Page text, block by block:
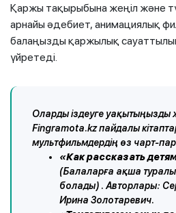
Қаржы тақырыбына жеңіл және
арнайы әдебиет, анимациялық
балаңызды қаржылық
үйретеді.
Оларды іздеуге
Fingramota.kz пайдалы
мультфильмдердің өз чарт-
«Как рассказать
(Балаларға ақша
болады) . Авторлары:
Ирина Золотаревич.